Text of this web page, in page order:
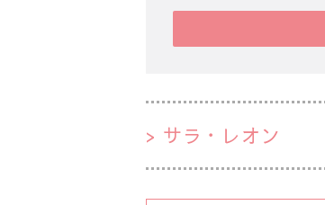
サラ・レオン